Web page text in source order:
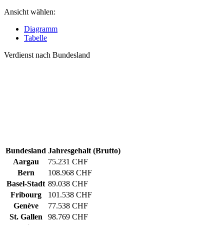
Ansicht wählen:
Diagramm
Tabelle
Verdienst nach Bundesland
Bundesland Jahresgehalt (Brutto)
Aargau
75.231 CHF
Bern
108.968 CHF
Basel-Stadt 89.038 CHF
Fribourg
101.538 CHF
Genève
77.538 CHF
St. Gallen
98.769 CHF